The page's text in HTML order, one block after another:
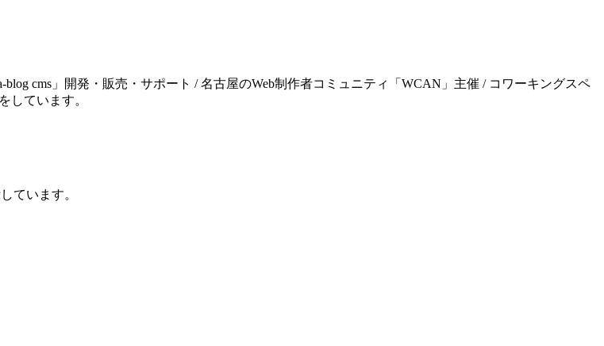
cms」開発・販売・サポート / 名古屋のWeb制作者コミュニティ「WCAN」主催 / コワーキングスペ
しています。
ています。